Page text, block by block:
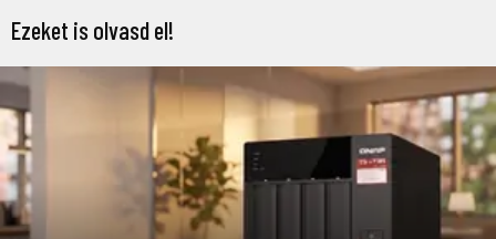
Ezeket is olvasd el!